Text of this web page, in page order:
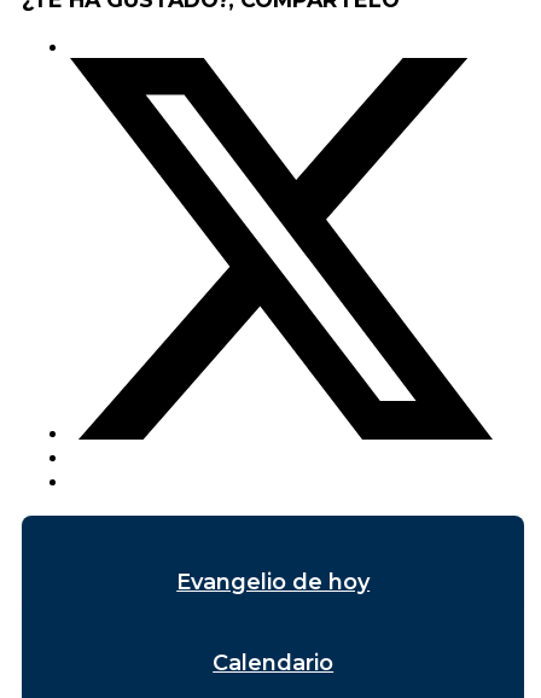
Evangelio de hoy
Calendario